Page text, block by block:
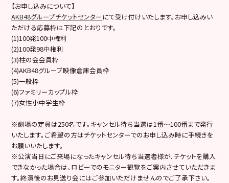
【お申し込みについて】
AKB48グループチケットセンター にて受け付けいたします。お申し込みい
ただける応募枠は下記のとおりです。
(1)100発100中権利
(2)100発98中権利
(3)柱の会会員枠
(4)AKB48グループ映像倉庫会員枠
(5)一般枠
(6)ファミリーカップル枠
(7)女性小中学生枠
※劇場の定員は250名です。キャンセル待ち当選は1番～100番まで発行
いたします。ご希望の方はチケットセンターでのお申し込み時に手続きを
お願いいたします。
※公演当日にご来場になったキャンセル待ち当選者様が、チケットを購入
できなかった場合は、ロビーでのモニター観覧をご案内させていただきま
す。終演後のお見送り会にはご参加いただけませんのでご了承下さい。